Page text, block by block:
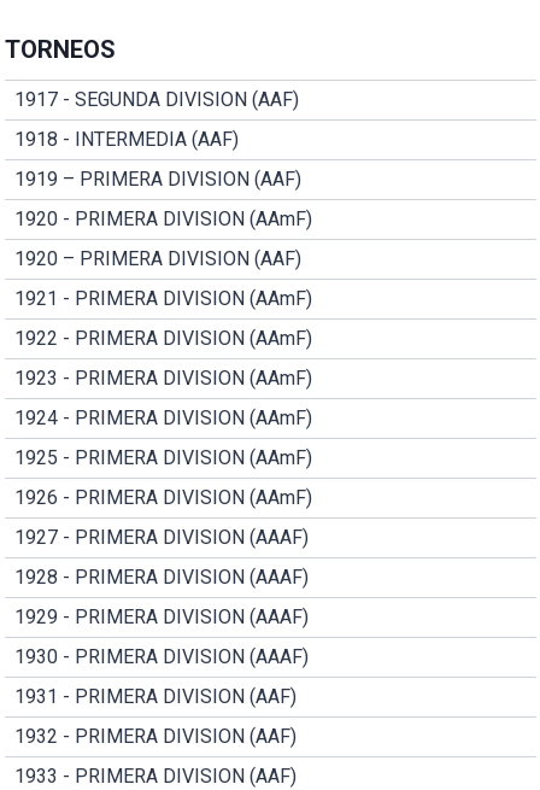
TORNEOS
1917 - SEGUNDA DIVISION (AAF)
1918 - INTERMEDIA (AAF)
1919 – PRIMERA DIVISION (AAF)
1920 - PRIMERA DIVISION (AAmF)
1920 – PRIMERA DIVISION (AAF)
1921 - PRIMERA DIVISION (AAmF)
1922 - PRIMERA DIVISION (AAmF)
1923 - PRIMERA DIVISION (AAmF)
1924 - PRIMERA DIVISION (AAmF)
1925 - PRIMERA DIVISION (AAmF)
1926 - PRIMERA DIVISION (AAmF)
1927 - PRIMERA DIVISION (AAAF)
1928 - PRIMERA DIVISION (AAAF)
1929 - PRIMERA DIVISION (AAAF)
1930 - PRIMERA DIVISION (AAAF)
1931 - PRIMERA DIVISION (AAF)
1932 - PRIMERA DIVISION (AAF)
1933 - PRIMERA DIVISION (AAF)